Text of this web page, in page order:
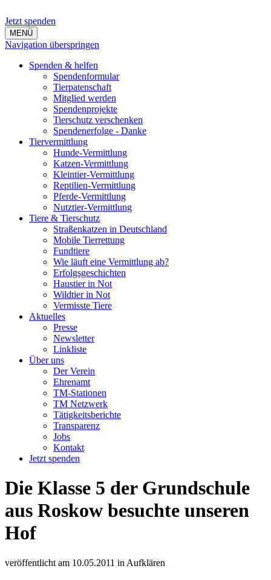
Jetzt spenden
MENÜ
Navigation überspringen
Spenden & helfen
Spendenformular
Tierpatenschaft
Mitglied werden
Spendenprojekte
Tierschutz verschenken
Spendenerfolge - Danke
Tiervermittlung
Hunde-Vermittlung
Katzen-Vermittlung
Kleintier-Vermittlung
Reptilien-Vermittlung
Pferde-Vermittlung
Nutztier-Vermittlung
Tiere & Tierschutz
Straßenkatzen in Deutschland
Mobile Tierrettung
Fundtiere
Wie läuft eine Vermittlung ab?
Erfolgsgeschichten
Haustier in Not
Wildtier in Not
Vermisste Tiere
Aktuelles
Presse
Newsletter
Linkliste
Über uns
Der Verein
Ehrenamt
TM-Stationen
TM Netzwerk
Tätigkeitsberichte
Transparenz
Jobs
Kontakt
Jetzt spenden
Die Klasse 5 der Grundschule
aus Roskow besuchte unseren
Hof
veröffentlicht am 10.05.2011 in Aufklären